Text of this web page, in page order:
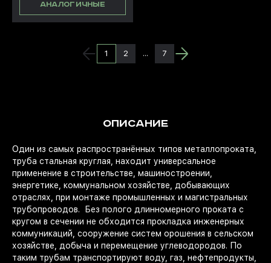
АНАЛОГИЧНЫЕ
1 2 ... 7
ОПИСАНИЕ
Один из самых распространённых типов металлопроката,
труба стальная круглая, находит универсальное
применение в строительстве, машиностроении,
энергетике, коммунальном хозяйстве, добывающих
отраслях, при монтаже промышленных и магистральных
трубопроводов. Без полого длинномерного проката с
кругом в сечении не обходится прокладка инженерных
коммуникаций, сооружение систем орошения в сельском
хозяйстве, добыча и перемещение углеводородов. По
таким трубам транспортируют воду, газ, нефтепродукты,